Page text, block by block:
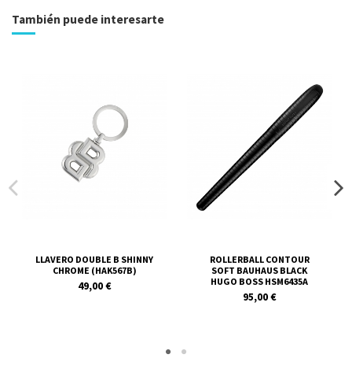
También puede interesarte
LLAVERO DOUBLE B SHINNY
CHROME (HAK567B)
49,00 €
ROLLERBALL CONTOUR
SOFT BAUHAUS BLACK
HUGO BOSS HSM6435A
95,00 €